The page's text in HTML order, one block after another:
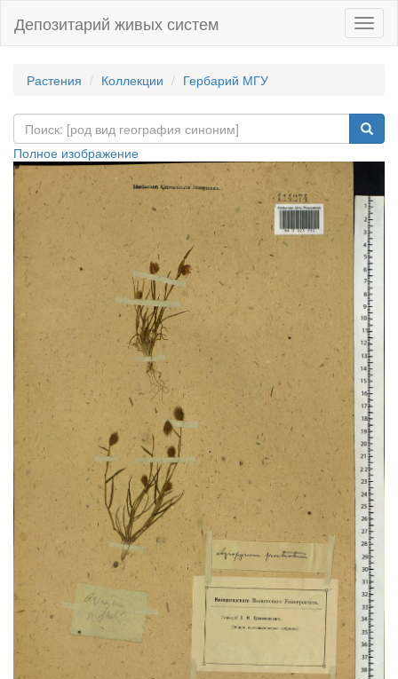
Депозитарий живых систем
Растения Коллекции Гербарий МГУ
Полное изображение